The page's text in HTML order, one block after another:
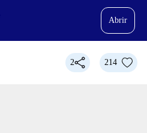
Abrir
2 214